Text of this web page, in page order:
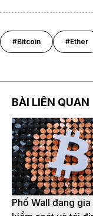
#Bitcoin #Ether
BÀI LIÊN QUAN
Phố Wall đang gia